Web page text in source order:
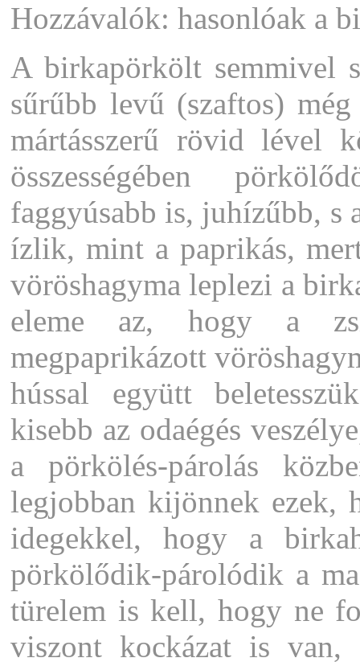
Hozzávalók: hasonlóak a
A birkapörkölt semmivel
sűrűbb levű (szaftos)
mártásszerű rövid lével
összességében
faggyúsabb is, juhízűbb, s
ízlik, mint a paprikás,
vöröshagyma leplezi a
eleme az, hogy a
megpaprikázott
hússal együtt
kisebb az odaégés
a pörkölés-párolás
legjobban kijönnek ezek,
idegekkel, hogy a
pörkölődik-párolódik a
türelem is kell, hogy ne
viszont kockázat is van,